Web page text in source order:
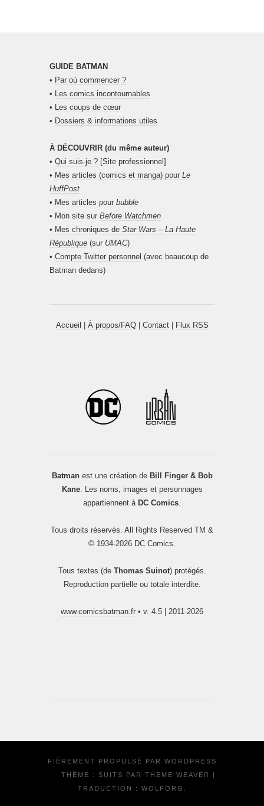
GUIDE BATMAN
• Par où commencer ?
• Les comics incontournables
• Les coups de cœur
• Dossiers & informations utiles
À DÉCOUVRIR (du même auteur)
• Qui suis-je ? [Site professionnel]
• Mes articles (comics et manga) pour Le
HuffPost
• Mes articles pour bubble
• Mon site sur Before Watchmen
• Mes chroniques de Star Wars – La Haute
République (sur UMAC)
• Compte Twitter personnel (avec beaucoup de
Batman dedans)
Accueil À propos/FAQ| Contact| Flux RSS
Batmanest une création de Bill Finger & Bob
Kane. Les noms, images et personnages
appartiennent à DC Comics.
Tous droits réservés. All Rights Reserved TM &
© 1934-2026 DC Comics.
Tous textes (de Thomas Suinot) protégés.
Reproduction partielle ou totale interdite.
www.comicsbatman.fr • v. 4.5 | 2011-2026
FIÈREMENT PROPULSÉ PAR WORDPRESS
·
THÈME : SUITS PAR THEME WEAVER
TRADUCTION : WOLFORG .